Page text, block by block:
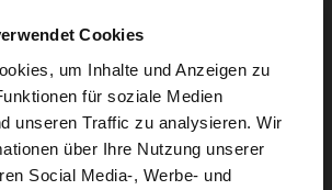
Cookies
um Inhalte und Anzeigen zu
für soziale Medien
unseren Traffic zu analysieren. Wir
über Ihre Nutzung unserer
Social Media-, Werbe- und
the United States?
experience, please visit our: